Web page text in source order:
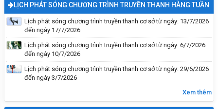
LỊCH PHÁT SÓNG CHƯƠNG TRÌNH TRUYỀN THANH HÀNG TUẦN
Lịch phát sóng chương trình truyền thanh cơ sở từ ngày: 13/7/2026
đến ngày 17/7/2026
Lịch phát sóng chương trình truyền thanh cơ sở từ ngày: 6/7/2026
đến ngày 10/7/2026
Lịch phát sóng chương trình truyền thanh cơ sở từ ngày: 29/6/2026
đến ngày 3/7/2026
Xem thêm
Kỹ năng sống: Đi một mình an toàn